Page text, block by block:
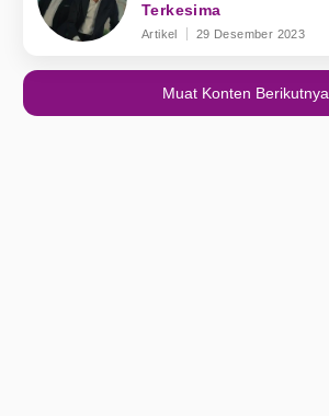
Terkesima
Artikel 29 Desember 2023
Muat Konten Berikutnya